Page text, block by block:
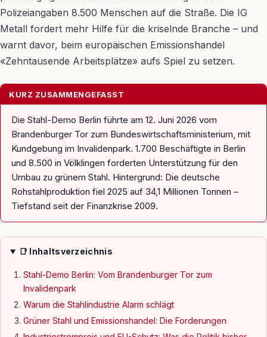
Polizeiangaben 8.500 Menschen auf die Straße. Die IG
Metall fordert mehr Hilfe für die kriselnde Branche – und
warnt davor, beim europäischen Emissionshandel
«Zehntausende Arbeitsplätze» aufs Spiel zu setzen.
KURZ ZUSAMMENGEFASST
Die Stahl-Demo Berlin führte am 12. Juni 2026 vom
Brandenburger Tor zum Bundeswirtschaftsministerium, mit
Kundgebung im Invalidenpark. 1.700 Beschäftigte in Berlin
und 8.500 in Völklingen forderten Unterstützung für den
Umbau zu grünem Stahl. Hintergrund: Die deutsche
Rohstahlproduktion fiel 2025 auf 34,1 Millionen Tonnen –
Tiefstand seit der Finanzkrise 2009.
📑 Inhaltsverzeichnis
Stahl-Demo Berlin: Vom Brandenburger Tor zum
Invalidenpark
Warum die Stahlindustrie Alarm schlägt
Grüner Stahl und Emissionshandel: Die Forderungen